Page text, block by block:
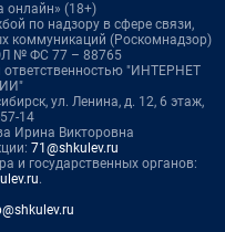
онлайн» (18+)
по надзору в сфере связи,
коммуникаций (Роскомнадзор)
№ ФС 77 – 88765
ответственностью "ИНТЕРНЕТ
ул. Ленина, д. 12, 6 этаж,
14
Ирина Викторовна
71@shkulev.ru
и государственных органов:
.